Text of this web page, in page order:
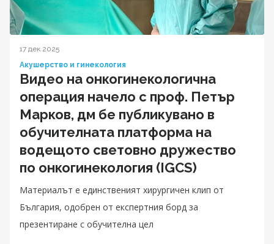
17 дек 2025
Акушерство и гинекология
Видео на онкогинекологична
операция начело с проф. Петър
Марков, дм бе публикувано в
обучителната платформа на
водещото световно дружество
по онкогинекология (IGCS)
Материалът е единственият хирургичен клип от
България, одобрен от експертния борд за
презентиране с обучителна цел